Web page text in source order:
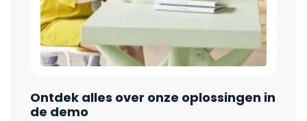
Ontdek alles over onze oplossingen in
de demo